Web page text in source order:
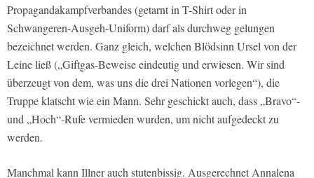
Propagandakampfverbandes (getarnt in T-Shirt oder in
Schwangeren-Ausgeh-Uniform) darf als durchweg gelungen
bezeichnet werden. Ganz gleich, welchen Blödsinn Ursel von der
Leine ließ („Giftgas-Beweise eindeutig und erwiesen. Wir sind
überzeugt von dem, was uns die drei Nationen vorlegen“), die
Truppe klatscht wie ein Mann. Sehr geschickt auch, dass „Bravo“-
und „Hoch“-Rufe vermieden wurden, um nicht aufgedeckt zu
werden.
Manchmal kann Illner auch stutenbissig. Ausgerechnet Annalena